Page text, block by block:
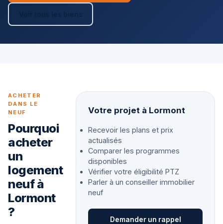
Voir tous les biens
ACHETER
DANS LE
NEUF
Pourquoi
acheter
un
logement
neuf à
Lormont
?
Votre projet à Lormont
Recevoir les plans et prix
actualisés
Comparer les programmes
disponibles
Vérifier votre éligibilité PTZ
Parler à un conseiller immobilier
neuf
Demander un rappel